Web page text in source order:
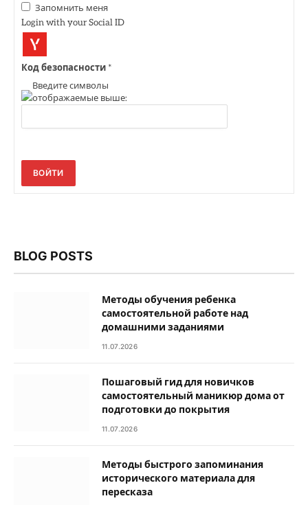
Запомнить меня
Login with your Social ID
Код безопасности *
Введите символы
отображаемые выше:
ВОЙТИ
BLOG POSTS
Методы обучения ребенка
самостоятельной работе над
домашними заданиями
11.07.2026
Пошаговый гид для новичков
самостоятельный маникюр дома от
подготовки до покрытия
11.07.2026
Методы быстрого запоминания
исторического материала для
пересказа